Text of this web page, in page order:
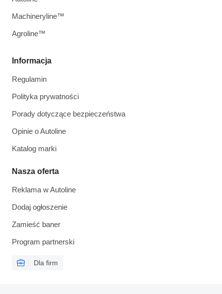
Informacja
Regulamin
Polityka prywatności
Porady dotyczące bezpieczeństwa
Opinie o Autoline
Katalog marki
Nasza oferta
Reklama w Autoline
Dodaj ogłoszenie
Zamieść baner
Program partnerski
Dla firm
Machineryline™
Agroline™